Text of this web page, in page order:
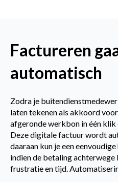
Factureren
automatisch
Zodra je
laten tekenen als akkoord
afgeronde werkbon in één klik
Deze digitale factuur wordt
daaraan kun je een
indien de betaling
frustratie en tijd.